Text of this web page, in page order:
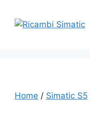
contenuto
Home / Simatic S5